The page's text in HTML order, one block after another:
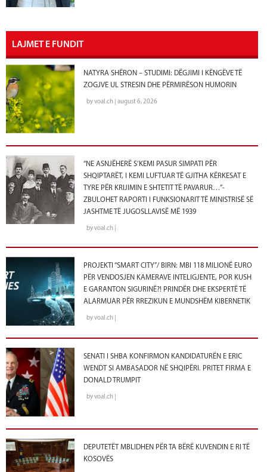
LAJMET E FUNDIT
NATYRA SHËRON – STUDIMI: DËGJIMI I KËNGËVE TË
ZOGJVE UL STRESIN DHE PËRMIRËSON HUMORIN
by voal.ch | august 6, 2026
“NE ASNJËHERË S’KEMI PASUR SIMPATI PËR
SHQIPTARËT, I KEMI LUFTUAR TË GJITHA KËRKESAT E
TYRE PËR KRIJIMIN E SHTETIT TË PAVARUR…”-
ZBULOHET RAPORTI I FUNKSIONARIT TË MINISTRISË SË
JASHTME TË JUGOSLLAVISË MË 1939
by voal.ch |
PROJEKTI “SMART CITY”/ BIRN: MBI 118 MILIONË EURO
PËR VENDOSJEN KAMERAVE INTELIGJENTE, POR KUSH
E GARANTON SIGURINË?! PRINDËR DHE EKSPERTË TË
ALARMUAR PËR RREZIKUN E MUNDSHËM KIBERNETIK
by voal.ch |
SENATI I SHBA KONFIRMON KANDIDATURËN E ERIC
WENDT SI AMBASADOR NË SHQIPËRI. PRITET FIRMA E
DONALD TRUMPIT
by voal.ch |
DEPUTETËT MBLIDHEN PËR TA BËRË KUVENDIN E RI TË
KOSOVËS